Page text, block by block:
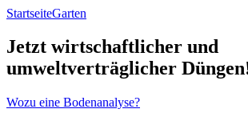
StartseiteGarten
Jetzt wirtschaftlicher und
umweltverträglicher
Wozu eine Bodenanalyse?